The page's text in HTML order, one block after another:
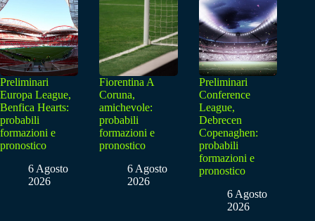
Preliminari
Europa League,
Benfica Hearts:
probabili
formazioni e
pronostico
6 Agosto
2026
Fiorentina A
Coruna,
amichevole:
probabili
formazioni e
pronostico
6 Agosto
2026
Preliminari
Conference
League,
Debrecen
Copenaghen:
probabili
formazioni e
pronostico
6 Agosto
2026